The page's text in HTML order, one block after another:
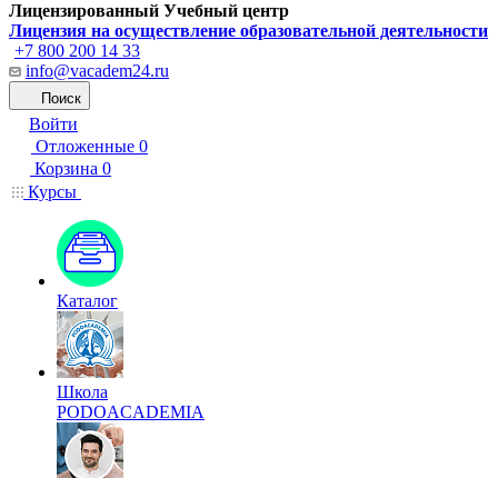
Лицензированный Учебный центр
Лицензия на осуществление образовательной деятельности
+7 800 200 14 33
info@vacadem24.ru
Поиск
Войти
Отложенные 0
Корзина 0
Курсы
Каталог
Школа
PODOACADEMIA